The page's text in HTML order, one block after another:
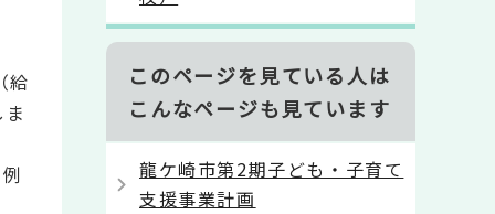
給
このページを見ている人は
こんなページも見ています
龍ケ崎市第2期子ども・子育て
支援事業計画